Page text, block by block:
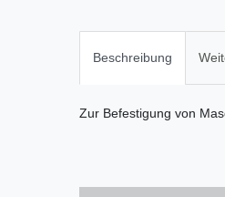
Beschreibung
Zur Befestigung von